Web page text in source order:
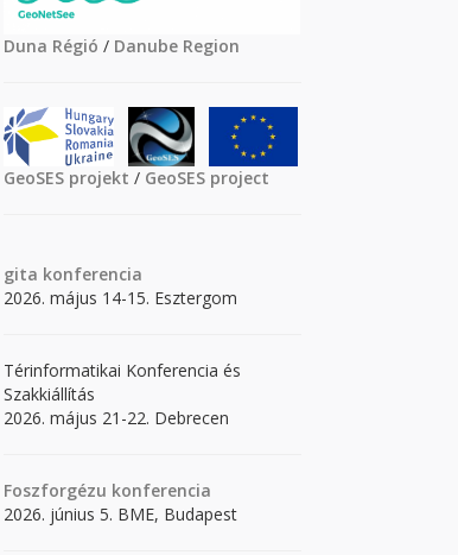
Duna Régió / Danube Region
GeoSES projekt / GeoSES project
gita konferencia
2026. május 14-15. Esztergom
Térinformatikai Konferencia és
Szakkiállítás
2026. május 21-22. Debrecen
Foszforgézu konferencia
2026. június 5. BME, Budapest